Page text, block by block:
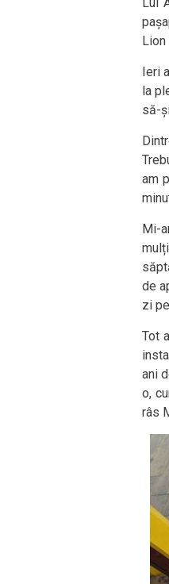
Lion
Ieri
la
să-
am
Mi-
de
zi
Tot
ani
o,
râs